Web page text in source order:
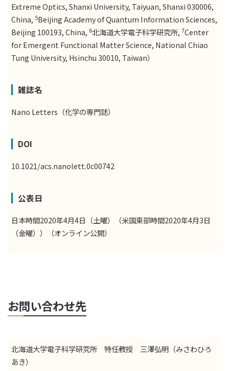
Extreme Optics, Shanxi University, Taiyuan, Shanxi 030006,
China, 5Beijing Academy of Quantum Information Sciences,
Beijing 100193, China, 6北海道大学電子科学研究所,7Center
for Emergent Functional Matter Science, National Chiao
Tung University, Hsinchu 30010, Taiwan）
雑誌名
Nano Letters（化学の専門誌）
DOI
10.1021/acs.nanolett.0c00742
公表日
日本時間2020年4月4日（土曜）（米国東部時間2020年4月3日
（金曜））（オンライン公開）
お問い合わせ先
北海道大学電子科学研究所 特任教授 三澤弘明（みさわひろ
あき）